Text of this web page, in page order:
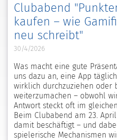
Clubabend
kaufen – wie
neu schreibt"
30/4/2026
Was macht eine gute
uns dazu an, eine App
wirklich durchzuziehen oder
weiterzumachen – obwohl
Antwort steckt oft im
Beim Clubabend am 23.
damit beschäftigt – und
spielerische Mechanismen